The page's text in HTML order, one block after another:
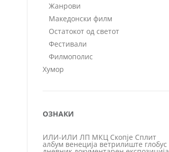
Жанрови
Македонски филм
Остатокот од светот
Фестивали
Филмополис
Хумор
ОЗНАКИ
ИЛИ-ИЛИ ЛП МКЦ Скопје Сплит
албум венеција ветрилиште глобус